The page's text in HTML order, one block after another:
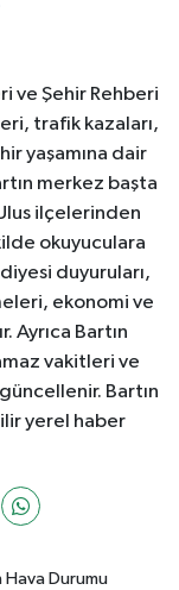
ve Şehir Rehberi
trafik kazaları,
yaşamına dair
merkez başta
ilçelerinden
okuyuculara
duyuruları,
ekonomi ve
Ayrıca Bartın
vakitleri ve
Bartın
yerel haber
Hava Durumu